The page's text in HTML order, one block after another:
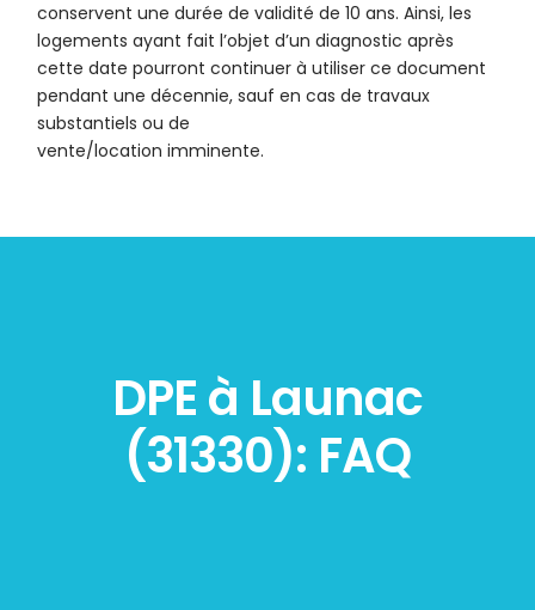
conservent une durée de validité de 10 ans. Ainsi, les
logements ayant fait l’objet d’un diagnostic après
cette date pourront continuer à utiliser ce document
pendant une décennie, sauf en cas de travaux
substantiels ou de
vente/location imminente.
DPE à Launac
(31330): FAQ